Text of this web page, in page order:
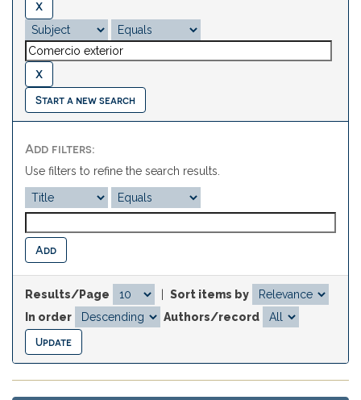
Start a new search
Add filters:
Use filters to refine the search results.
Results/Page
Sort items by
In order
Authors/record